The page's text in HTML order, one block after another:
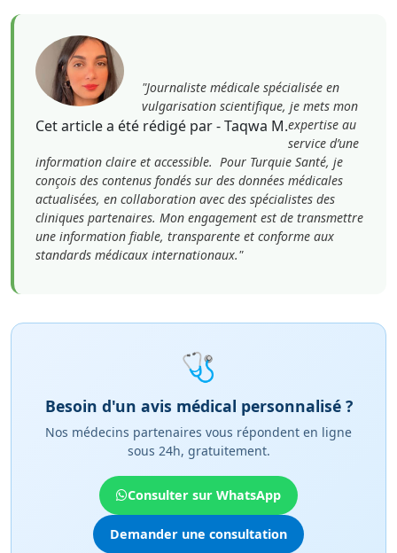
Cet article a été rédigé par - Taqwa M.
"Journaliste médicale spécialisée en
vulgarisation scientifique, je mets mon
expertise au
service d’une
information claire et accessible. Pour Turquie Santé, je
conçois des contenus fondés sur des données médicales
actualisées, en collaboration avec des spécialistes des
cliniques partenaires. Mon engagement est de transmettre
une information fiable, transparente et conforme aux
standards médicaux internationaux."
🩺
Besoin d'un avis médical personnalisé ?
Nos médecins partenaires vous répondent en ligne
sous 24h, gratuitement.
Consulter sur WhatsApp
Demander une consultation